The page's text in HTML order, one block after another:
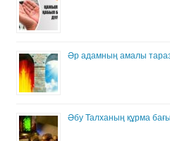
Әр адамның амалы
Әбу Талханың құрма бағы